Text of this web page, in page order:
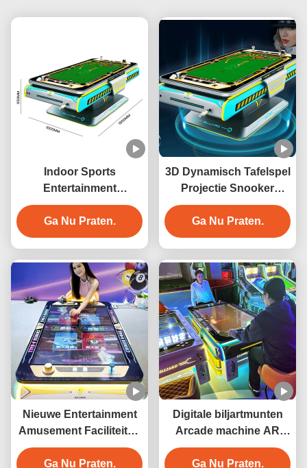
Indoor Sports
Entertainment
Automatische 3D
Interactieve Projectie
Biljart Spelmachine met
Constructie
Ga Nu Praten.
3D Dynamisch Tafelspel
Projectie Snooker
Interactie 3D Digitaal
Biljart Spelmachine
Ga Nu Praten.
Nieuwe Entertainment
Amusement Faciliteiten
Arcade Game Machine
3D Digitale Biljarttafel
Ga Nu Praten.
Digitale biljartmunten
Arcade machine AR
Elektronische
interactieve biljart tafel
Ga Nu Praten.